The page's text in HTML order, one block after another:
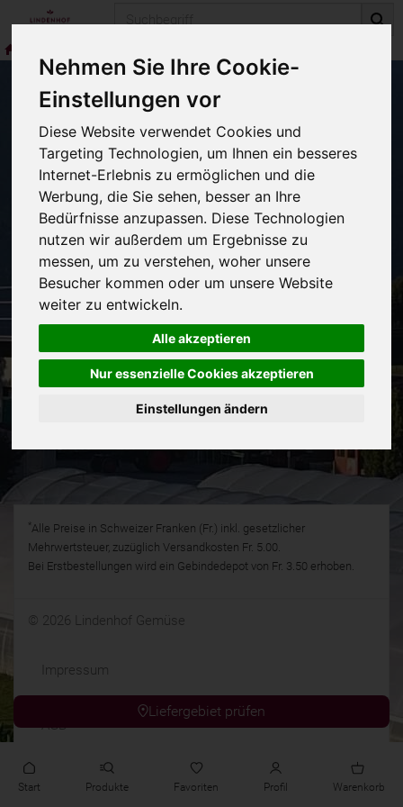
Nehmen Sie Ihre Cookie-
Einstellungen vor
Diese Website verwendet Cookies und
Targeting Technologien, um Ihnen ein besseres
Internet-Erlebnis zu ermöglichen und die
Werbung, die Sie sehen, besser an Ihre
Bedürfnisse anzupassen. Diese Technologien
nutzen wir außerdem um Ergebnisse zu
messen, um zu verstehen, woher unsere
Besucher kommen oder um unsere Website
weiter zu entwickeln.
Alle akzeptieren
Nur essenzielle Cookies akzeptieren
Einstellungen ändern
Quinoa 0 von 194
12
Hersteller
Keine passenden Produkte gefunden.
Liefergebiet prüfen
Start Produkte Favoriten Profil Warenkorb
*Alle Preise in Schweizer Franken (Fr.) inkl. gesetzlicher
Mehrwertsteuer, zuzüglich Versandkosten Fr. 5.00.
Bei Erstbestellungen wird ein Gebindedepot von Fr. 3.50 erhoben.
© 2026 Lindenhof Gemüse
Impressum
AGB